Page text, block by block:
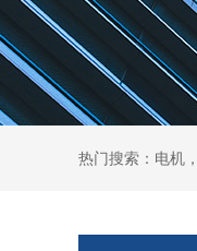
热门搜索：电机